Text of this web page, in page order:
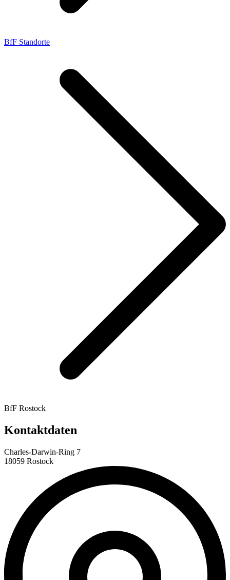
BfF Standorte
BfF Rostock
Kontaktdaten
Charles-Darwin-Ring 7
18059 Rostock